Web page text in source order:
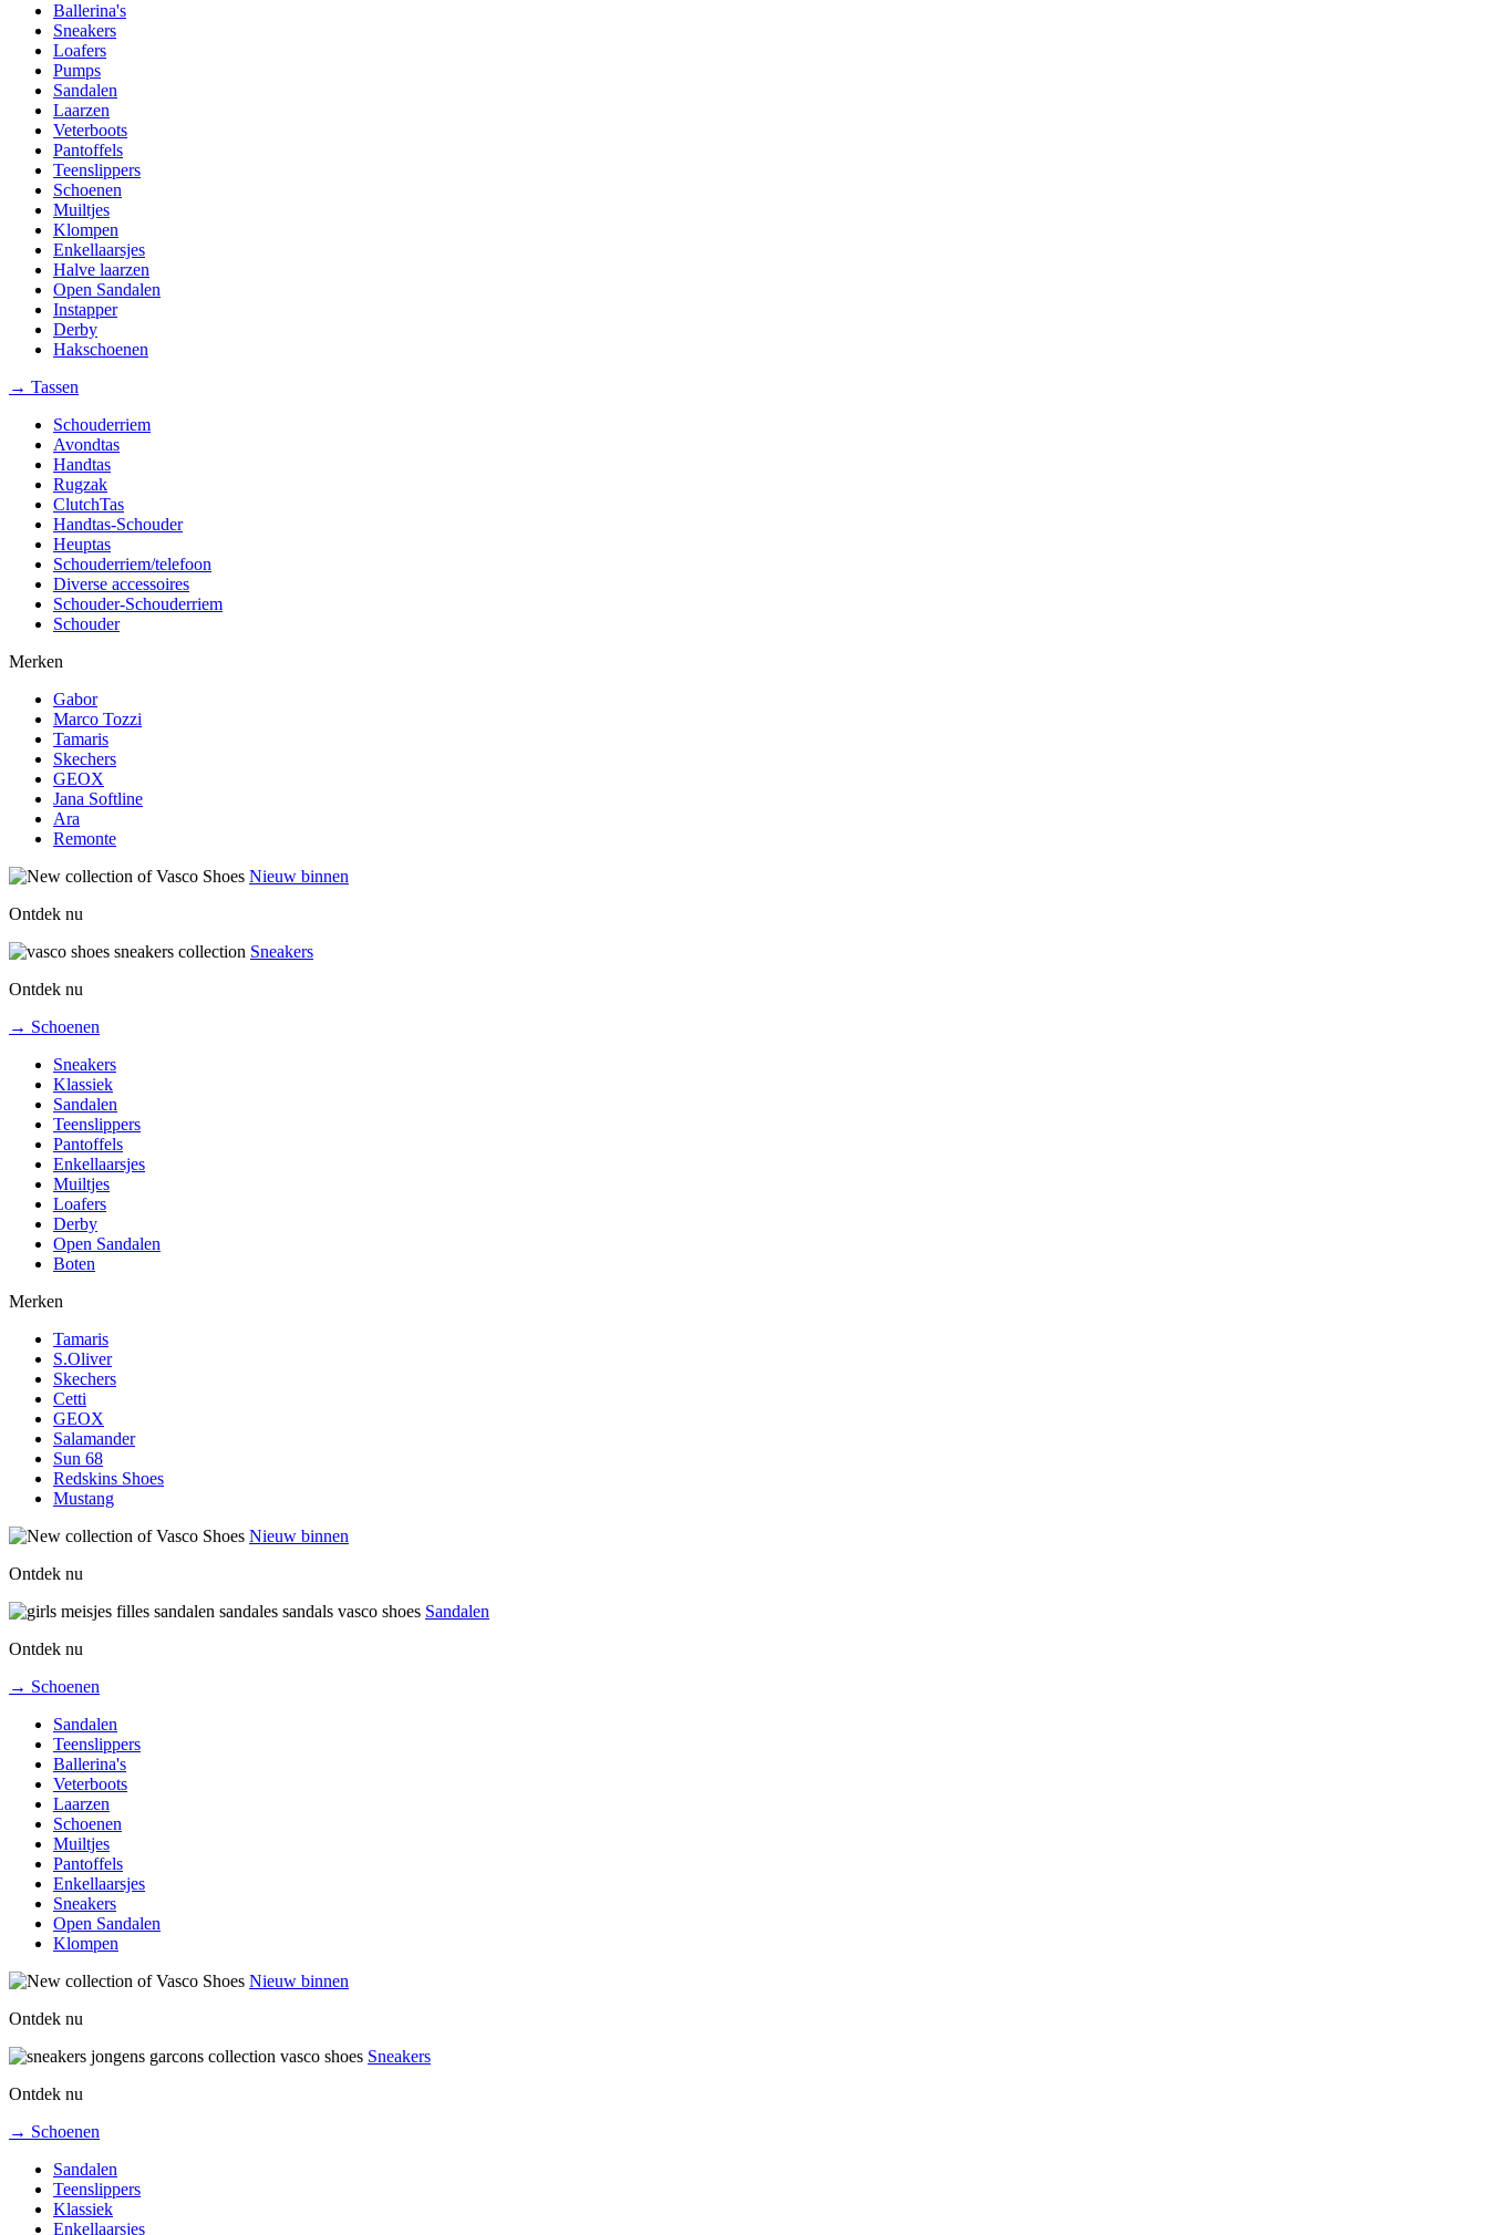
Ballerina's
Sneakers
Loafers
Pumps
Sandalen
Laarzen
Veterboots
Pantoffels
Teenslippers
Schoenen
Muiltjes
Klompen
Enkellaarsjes
Halve laarzen
Open Sandalen
Instapper
Derby
Hakschoenen
→ Tassen
Schouderriem
Avondtas
Handtas
Rugzak
ClutchTas
Handtas-Schouder
Heuptas
Schouderriem/telefoon
Diverse accessoires
Schouder-Schouderriem
Schouder
Merken
Gabor
Marco Tozzi
Tamaris
Skechers
GEOX
Jana Softline
Ara
Remonte
Nieuw binnen
Ontdek nu
Sneakers
Ontdek nu
→ Schoenen
Sneakers
Klassiek
Sandalen
Teenslippers
Pantoffels
Enkellaarsjes
Muiltjes
Loafers
Derby
Open Sandalen
Boten
Merken
Tamaris
S.Oliver
Skechers
Cetti
GEOX
Salamander
Sun 68
Redskins Shoes
Mustang
Nieuw binnen
Ontdek nu
Sandalen
Ontdek nu
→ Schoenen
Sandalen
Teenslippers
Ballerina's
Veterboots
Laarzen
Schoenen
Muiltjes
Pantoffels
Enkellaarsjes
Sneakers
Open Sandalen
Klompen
Nieuw binnen
Ontdek nu
Sneakers
Ontdek nu
→ Schoenen
Sandalen
Teenslippers
Klassiek
Enkellaarsjes